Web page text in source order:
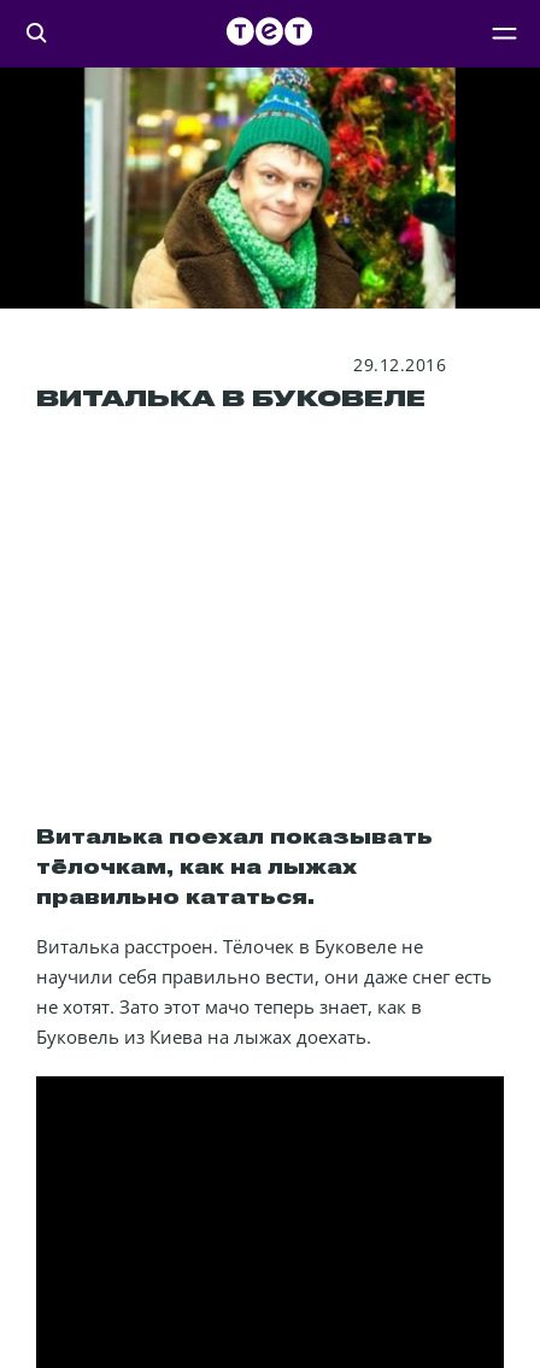
29.12.2016
ВИТАЛЬКА В БУКОВЕЛЕ
Виталька поехал показывать
тёлочкам, как на лыжах
правильно кататься.
Виталька расстроен. Тёлочек в Буковеле не
научили себя правильно вести, они даже снег есть
не хотят. Зато этот мачо теперь знает, как в
Буковель из Киева на лыжах доехать.